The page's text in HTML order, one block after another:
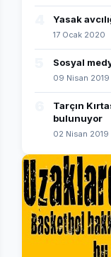
Yasak
17 Ocak 2020
Sosyal
09 Nisan 2019
Tarçın
bulunuyor
02 Nisan 2019